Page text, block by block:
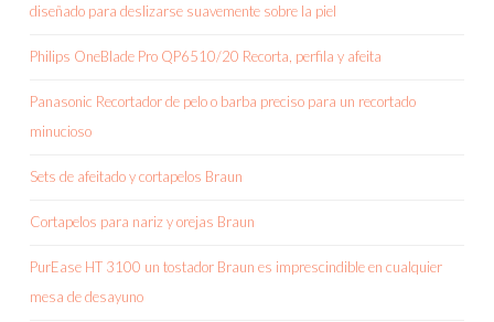
diseñado para deslizarse suavemente sobre la piel
Philips OneBlade Pro QP6510/20 Recorta, perfila y afeita
Panasonic Recortador de pelo o barba preciso para un recortado
minucioso
Sets de afeitado y cortapelos Braun
Cortapelos para nariz y orejas Braun
PurEase HT 3100 un tostador Braun es imprescindible en cualquier
mesa de desayuno